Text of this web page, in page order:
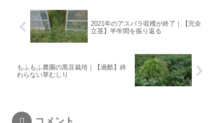
2021年のアスパラ収穫が終了｜【完全
立茎】半年間を振り返る
もふもふ農園の黒豆栽培｜【過酷】終
わらない草むしり